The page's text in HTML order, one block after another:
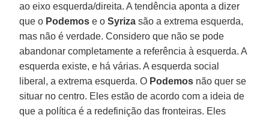
ao eixo esquerda/direita. A tendência aponta a dizer
que o Podemos e oSyriza são a extrema esquerda,
mas não é verdade. Considero que não se pode
abandonar completamente a referência à esquerda. A
esquerda existe, e há várias. A esquerda social
liberal, a extrema esquerda. O Podemos não quer se
situar no centro. Eles estão de acordo com a ideia de
que a política é a redefinição das fronteiras. Eles